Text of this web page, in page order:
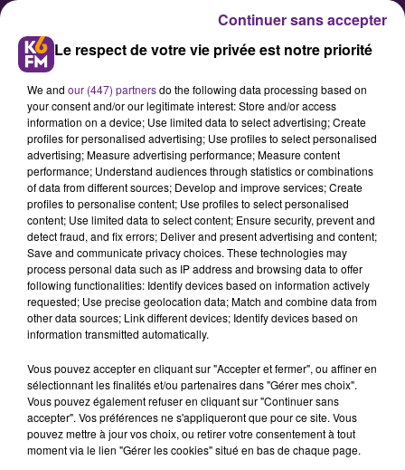
L’apéro des copains reviendra
dimanche
Devant arrêter l’animation il y a un
an faute de pouvoir répondre aux
exigences de sécurité, l’apéro des
copains sera de nouveau organisé
halles de Dijon. L’événement
reviendra chaque 2eme dimanche
du mois à partir de ce mois
d’octobre 2023.
Le respect de votre vie privée est notre priorité
We and our (447) partnersdo the following data processing based on
your consent and/or our legitimate interest: Store and/or access
information on a device; Use limited data to select advertising; Create
profiles for personalised advertising; Use profiles to select personalised
advertising; Measure advertising performance; Measure content
performance; Understand audiences through statistics or combinations
of data from different sources; Develop and improve services; Create
profiles to personalise content; Use profiles to select personalised
content; Use limited data to select content; Ensure security, prevent and
detect fraud, and fix errors; Deliver and present advertising and content;
Save and communicate privacy choices. These technologies may
process personal data such as IP address and browsing data to offer
following functionalities: Identify devices based on information actively
requested; Use precise geolocation data; Match and combine data from
other data sources; Link different devices; Identify devices based on
information transmitted automatically.
Vous pouvez accepter en cliquant sur "Accepter et fermer", ou affiner en
sélectionnant les finalités et/ou partenaires dans "Gérer mes choix".
Vous pouvez également refuser en cliquant sur "Continuer sans
accepter". Vos préférences ne s'appliqueront que pour ce site. Vous
pouvez mettre à jour vos choix, ou retirer votre consentement à tout
moment via le lien "Gérer les cookies" situé en bas de chaque page.
Continuer sans accepter